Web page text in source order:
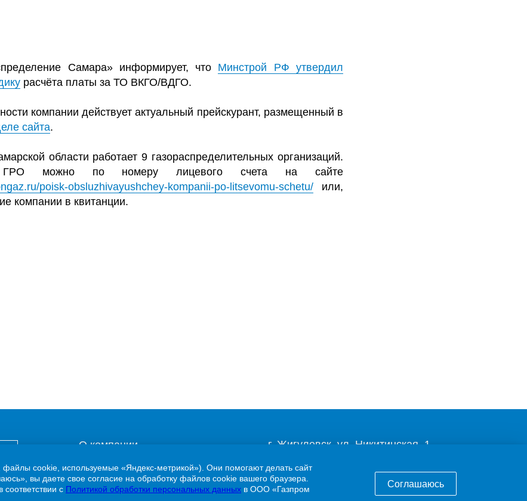
Самара» информирует, что Минстрой РФ утвердил
расчёта платы за ТО ВКГО/ВДГО.
компании действует актуальный прейскурант, размещенный в
сайта.
области работает 9 газораспределительных организаций.
можно по номеру лицевого счета на сайте
poisk-obsluzhivayushchey-kompanii-po-litsevomu-schetu/ или,
компании в квитанции.
О компании
Потребителям
Новости
г. Жигулевск, ул. Никитинская, 1
8 (84862) 2-00-40
info@63gaz.ru
cookie, используемые «Яндекс-метрикой»). Они помогают делать сайт
вы даете свое согласие на обработку файлов cookie вашего браузера.
с Политикой обработки персональных данных в ООО «Газпром
Соглашаюсь